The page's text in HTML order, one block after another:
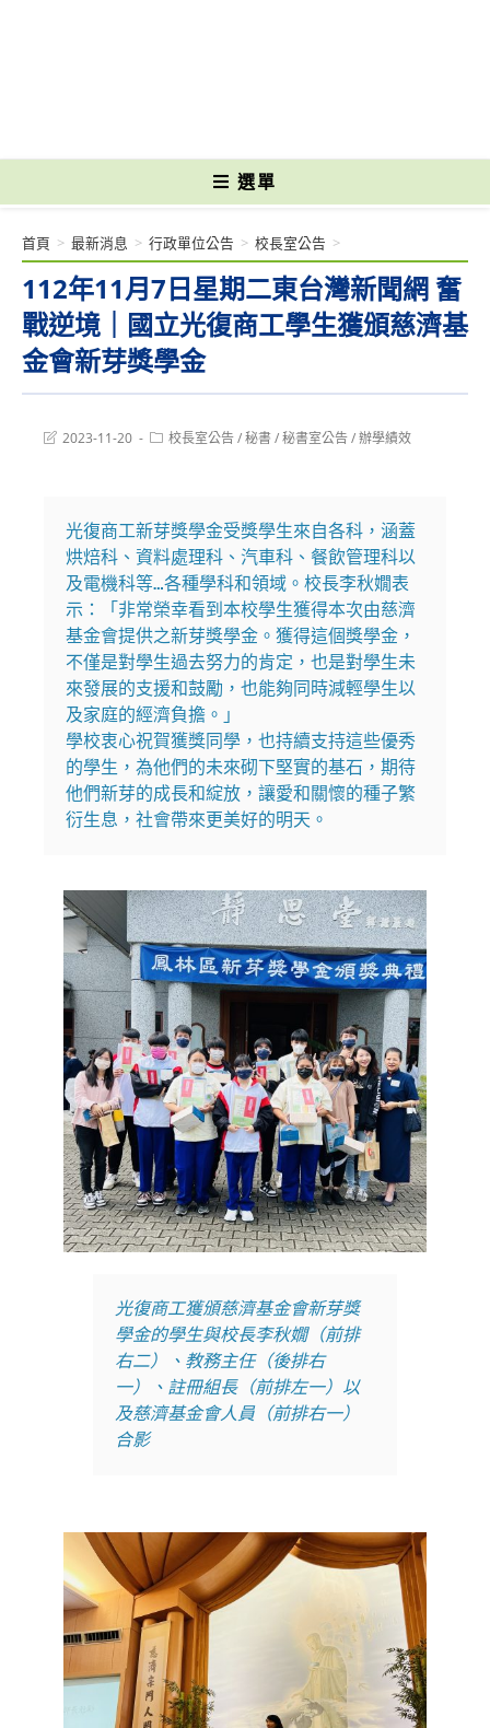
選單
112年11月7日星期二東台灣新聞網 奮
戰逆境｜國立光復商工學生獲頒慈濟基
金會新芽獎學金
首頁 > 最新消息 > 行政單位公告 > 校長室公告 >
Post2023-11-20
Post校長室公告/秘書/秘書室公告/辦學績效
光復商工新芽獎學金受獎學生來自各科，涵蓋
烘焙科、資料處理科、汽車科、餐飲管理科以
及電機科等…各種學科和領域。校長李秋嫺表
示：「非常榮幸看到本校學生獲得本次由慈濟
基金會提供之新芽獎學金。獲得這個獎學金，
不僅是對學生過去努力的肯定，也是對學生未
來發展的支援和鼓勵，也能夠同時減輕學生以
及家庭的經濟負擔。」
學校衷心祝賀獲獎同學，也持續支持這些優秀
的學生，為他們的未來砌下堅實的基石，期待
他們新芽的成長和綻放，讓愛和關懷的種子繁
衍生息，社會帶來更美好的明天。
光復商工獲頒慈濟基金會新芽獎
學金的學生與校長李秋嫺（前排
右二）、教務主任（後排右
一）、註冊組長（前排左一）以
及慈濟基金會人員（前排右一）
合影